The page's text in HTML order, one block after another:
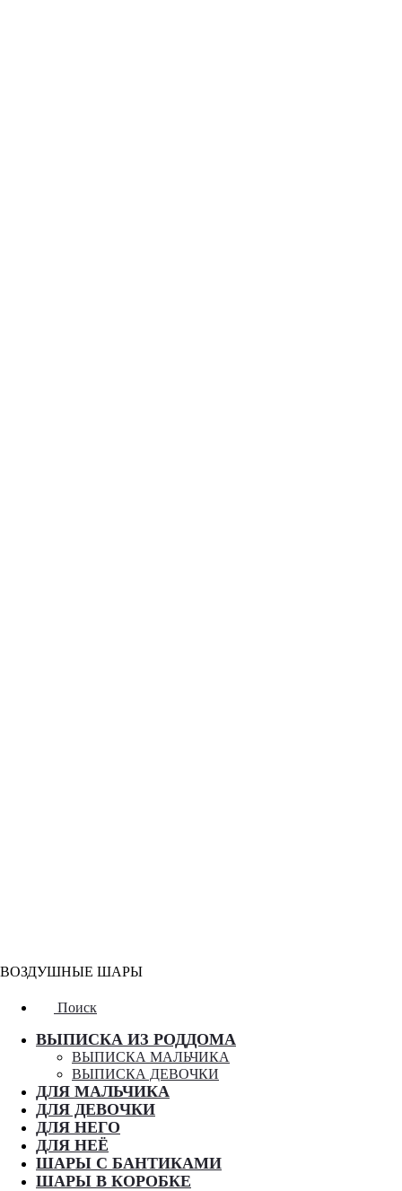
ВОЗДУШНЫЕ ШАРЫ
Поиск
ВЫПИСКА ИЗ РОДДОМА
ВЫПИСКА МАЛЬЧИКА
ВЫПИСКА ДЕВОЧКИ
ДЛЯ МАЛЬЧИКА
ДЛЯ ДЕВОЧКИ
ДЛЯ НЕГО
ДЛЯ НЕЁ
ШАРЫ С БАНТИКАМИ
ШАРЫ В КОРОБКЕ